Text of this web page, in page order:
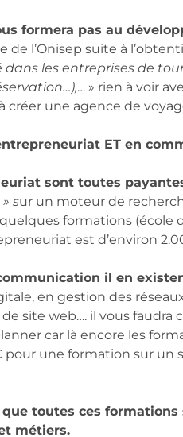
formera pas au
de l’Onisep suite à
les entreprises de
… » rien à voir
créer une agence de
ET en
sont toutes
sur un moteur de
formations (école
est d’environ
il en
en gestion des
site web…. il vous faudra
car là encore les
pour une formation sur un
toutes ces
métiers.